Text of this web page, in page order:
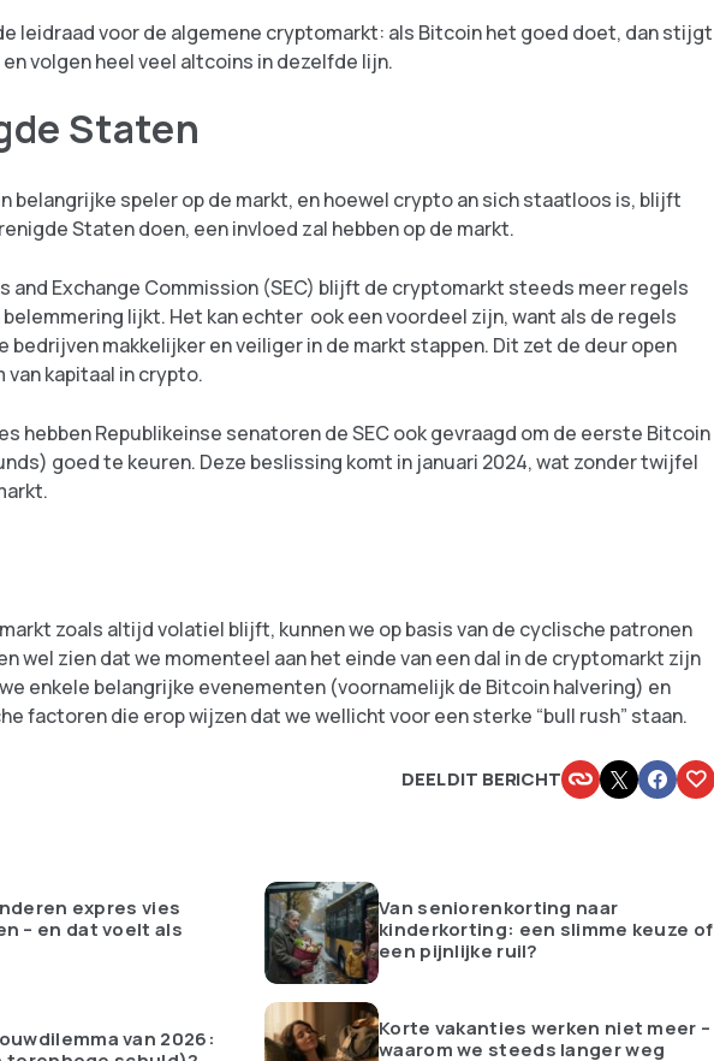
leidraad voor de algemene cryptomarkt: als Bitcoin het goed doet, dan stijgt
volgen heel veel altcoins in dezelfde lijn.
Staten
belangrijke speler op de markt, en hoewel crypto an sich staatloos is, blijft
Staten doen, een invloed zal hebben op de markt.
and Exchange Commission (SEC) blijft de cryptomarkt steeds meer regels
lijkt. Het kan echter ook een voordeel zijn, want als de regels
bedrijven makkelijker en veiliger in de markt stappen. Dit zet de deur open
kapitaal in crypto.
hebben Republikeinse senatoren de SEC ook gevraagd om de eerste Bitcoin
goed te keuren. Deze beslissing komt in januari 2024, wat zonder twijfel
zoals altijd volatiel blijft, kunnen we op basis van de cyclische patronen
wel zien dat we momenteel aan het einde van een dal in de cryptomarkt zijn
enkele belangrijke evenementen (voornamelijk de Bitcoin halvering) en
factoren die erop wijzen dat we wellicht voor een sterke “bull rush” staan.
DEEL DIT BERICHT
expres vies
– en dat voelt als
Van seniorenkorting naar
kinderkorting: een slimme keuze of
een pijnlijke ruil?
van 2026:
Korte vakanties werken niet meer –
waarom we steeds langer weg